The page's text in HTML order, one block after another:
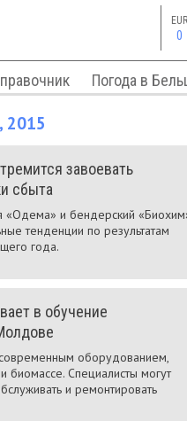
EUR
0
Погода в
2015
завоевать
сбыта
«Одема» и бендерский
тенденции по результатам
года.
в обучение
оборудованием,
биомассе. Специалисты могут
и ремонтировать